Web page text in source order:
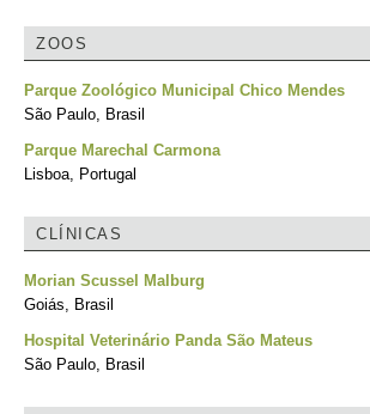
ZOOS
Parque Zoológico Municipal Chico Mendes
São Paulo, Brasil
Parque Marechal Carmona
Lisboa, Portugal
CLÍNICAS
Morian Scussel Malburg
Goiás, Brasil
Hospital Veterinário Panda São Mateus
São Paulo, Brasil